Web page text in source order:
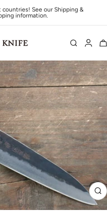
countries! See our Shipping &
information.